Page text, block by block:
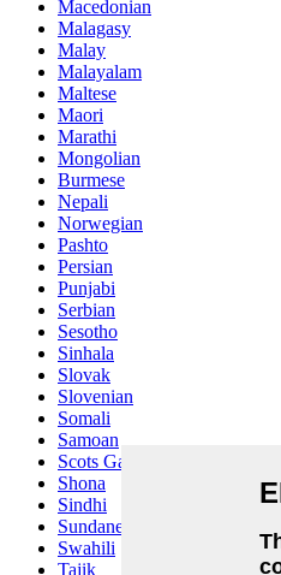
Macedonian
Malagasy
Malay
Malayalam
Maltese
Maori
Marathi
Mongolian
Burmese
Nepali
Norwegian
Pashto
Persian
Punjabi
Serbian
Sesotho
Sinhala
Slovak
Slovenian
Somali
Samoan
Scots Gaelic
Shona
Sindhi
Sundanese
Swahili
Tajik